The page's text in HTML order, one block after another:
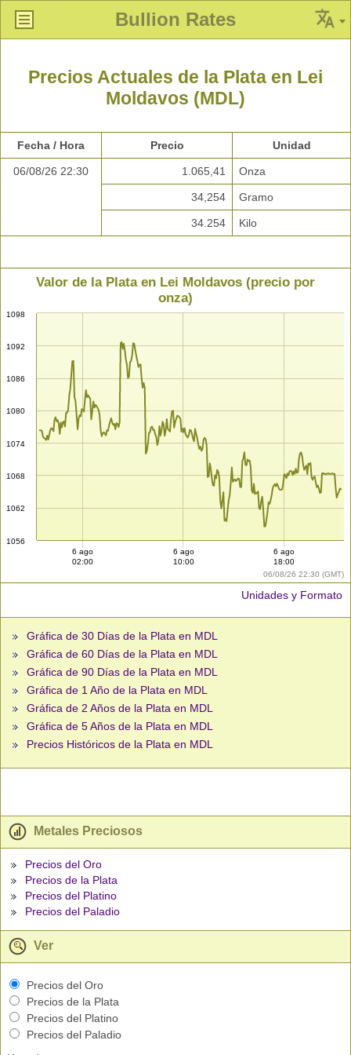
Bullion Rates
Precios Actuales de la Plata en Lei
Moldavos (MDL)
Fecha / Hora Precio Unidad
06/08/26 22:30 1.065,41 Onza
34,254 Gramo
34.254 Kilo
06/08/26 22:30 (GMT)
Valor de la Plata en Lei Moldavos (precio por
onza)
1056
1062
1068
1074
1080
1086
1092
1098
6 ago
02:00
6 ago
10:00
6 ago
18:00
Unidades y Formato
Gráfica de 30 Días de la Plata en MDL
Gráfica de 60 Días de la Plata en MDL
Gráfica de 90 Días de la Plata en MDL
Gráfica de 1 Año de la Plata en MDL
Gráfica de 2 Años de la Plata en MDL
Gráfica de 5 Años de la Plata en MDL
Precios Históricos de la Plata en MDL
Metales Preciosos
Precios del Oro
Precios de la Plata
Precios del Platino
Precios del Paladio
Ver
Precios del Oro
Precios de la Plata
Precios del Platino
Precios del Paladio